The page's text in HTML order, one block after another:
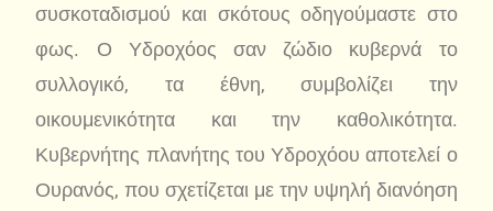
συσκοταδισμού και σκότους οδηγούμαστε στο
φως. Ο Υδροχόος σαν ζώδιο κυβερνά το
συλλογικό, τα έθνη, συμβολίζει την
οικουμενικότητα και την καθολικότητα.
Κυβερνήτης πλανήτης του Υδροχόου αποτελεί ο
Ουρανός, που σχετίζεται με την υψηλή διανόηση